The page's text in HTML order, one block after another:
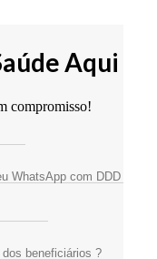
Aqui
compromisso!